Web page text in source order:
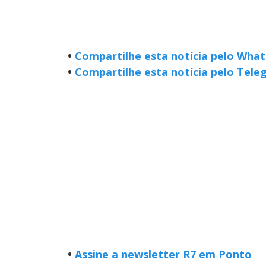
• Compartilhe esta notícia pelo
• Compartilhe esta notícia pelo
• Assine a newsletter R7 em Ponto